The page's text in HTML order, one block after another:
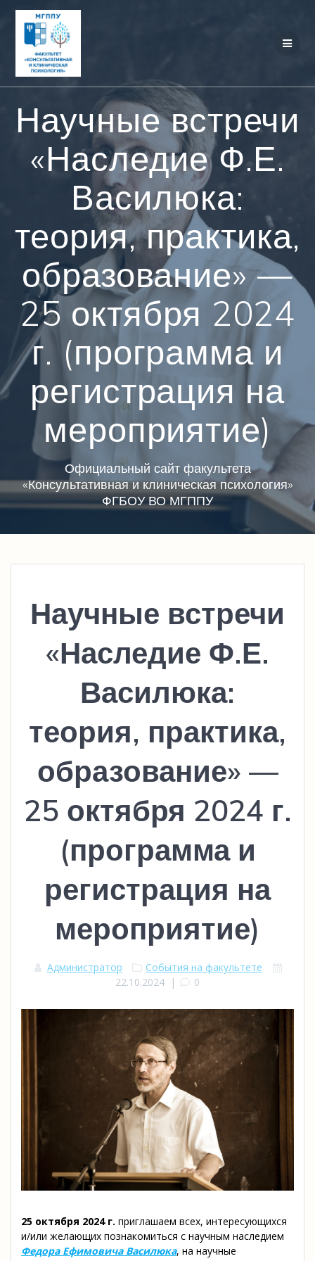
Научные встречи
«Наследие Ф.Е.
Василюка:
теория, практика,
образование» —
25 октября 2024
г. (программа и
регистрация на
мероприятие)
Официальный сайт факультета
«Консультативная и клиническая психология»
ФГБОУ ВО МГППУ
Научные встречи
«Наследие Ф.Е.
Василюка:
теория, практика,
образование» —
25 октября 2024 г.
(программа и
регистрация на
мероприятие)
Администратор
События на факультете
22.10.2024 | 0
25 октября 2024 г. приглашаем всех, интересующихся
и/или желающих познакомиться с научным наследием
Федора Ефимовича Василюка, на научные